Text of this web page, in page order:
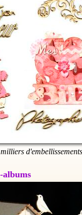
milliers
albums